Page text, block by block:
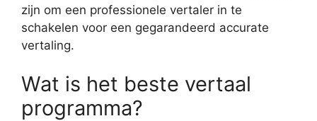
zijn om een professionele vertaler in te
schakelen voor een gegarandeerd accurate
vertaling.
Wat is het beste vertaal
programma?